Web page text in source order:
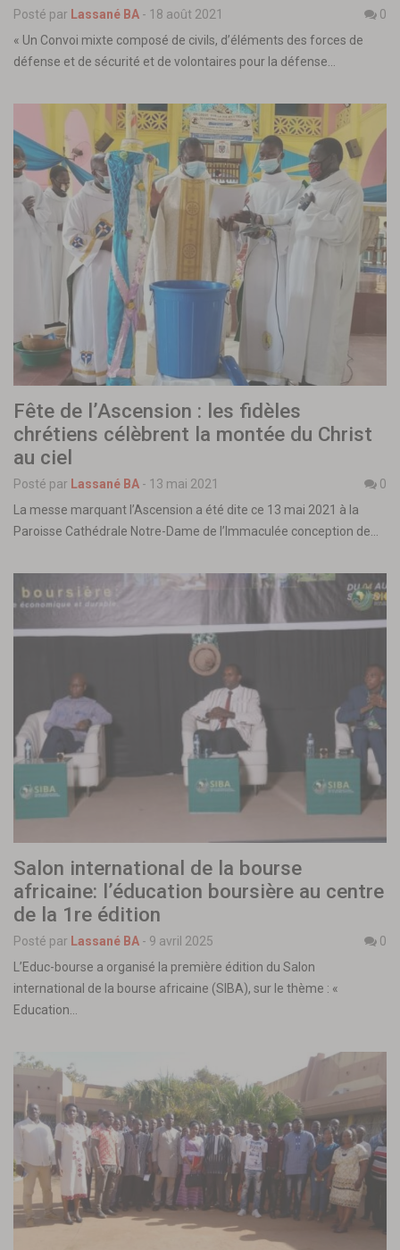
Posté par Lassané BA - 18 août 2021
0
« Un Convoi mixte composé de civils, d’éléments des forces de
défense et de sécurité et de volontaires pour la défense…
Fête de l’Ascension : les fidèles
chrétiens célèbrent la montée du Christ
au ciel
Posté par Lassané BA - 13 mai 2021
0
La messe marquant l’Ascension a été dite ce 13 mai 2021 à la
Paroisse Cathédrale Notre-Dame de l’Immaculée conception de…
Salon international de la bourse
africaine: l’éducation boursière au centre
de la 1re édition
Posté par Lassané BA - 9 avril 2025
0
L’Educ-bourse a organisé la première édition du Salon
international de la bourse africaine (SIBA), sur le thème : «
Education…